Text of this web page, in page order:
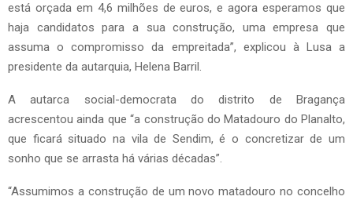
está orçada em 4,6 milhões de euros, e agora esperamos que
haja candidatos para a sua construção, uma empresa que
assuma o compromisso da empreitada”, explicou à Lusa a
presidente da autarquia, Helena Barril.
A autarca social-democrata do distrito de Bragança
acrescentou ainda que “a construção do Matadouro do Planalto,
que ficará situado na vila de Sendim, é o concretizar de um
sonho que se arrasta há várias décadas”.
“Assumimos a construção de um novo matadouro no concelho